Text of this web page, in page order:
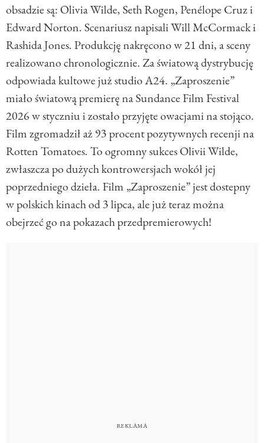
obsadzie są: Olivia Wilde, Seth Rogen, Penélope Cruz i
Edward Norton. Scenariusz napisali Will McCormack i
Rashida Jones. Produkcję nakręcono w 21 dni, a sceny
realizowano chronologicznie. Za światową dystrybucję
odpowiada kultowe już studio A24. „Zaproszenie”
miało światową premierę na Sundance Film Festival
2026 w styczniu i zostało przyjęte owacjami na stojąco.
Film zgromadził aż 93 procent pozytywnych recenji na
Rotten Tomatoes. To ogromny sukces Olivii Wilde,
zwłaszcza po dużych kontrowersjach wokół jej
poprzedniego dzieła. Film „Zaproszenie” jest dostepny
w polskich kinach od 3 lipca, ale już teraz można
obejrzeć go na pokazach przedpremierowych!